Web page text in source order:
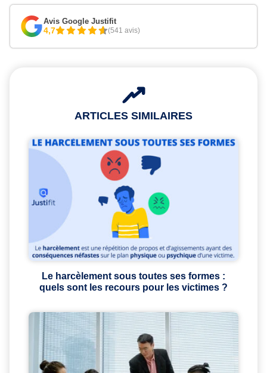
Avis Google Justifit
4,7 (541 avis)
ARTICLES SIMILAIRES
Le harcèlement sous toutes ses formes :
quels sont les recours pour les victimes ?